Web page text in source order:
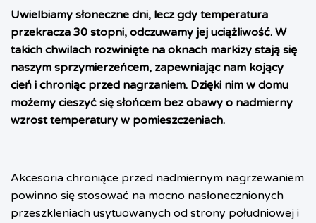
Uwielbiamy słoneczne dni, lecz gdy temperatura
przekracza 30 stopni, odczuwamy jej uciążliwość. W
takich chwilach rozwinięte na oknach markizy stają się
naszym sprzymierzeńcem, zapewniając nam kojący
cień i chroniąc przed nagrzaniem. Dzięki nim w domu
możemy cieszyć się słońcem bez obawy o nadmierny
wzrost temperatury w pomieszczeniach.
Akcesoria chroniące przed nadmiernym nagrzewaniem
powinno się stosować na mocno nasłonecznionych
przeszkleniach usytuowanych od strony południowej i